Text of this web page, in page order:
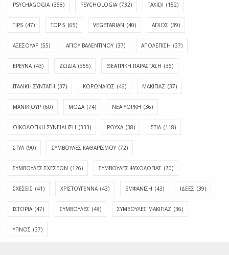
PSYCHAGOGIA (358) PSYCHOLOGIA (732) TAXIDI (152)
TIPS (47) TOP 5 (65) VEGETARIAN (40) ΑΓΧΟΣ (39)
ΑΞΕΣΟΥΑΡ (55) ΑΓΊΟΥ ΒΑΛΕΝΤΊΝΟΥ (37) ΑΠΟΛΈΠΙΣΗ (37)
ΕΡΕΥΝΑ (43) ΖΩΔΙΑ (355) ΘΕΑΤΡΙΚΗ ΠΑΡΑΣΤΑΣΗ (36)
ΙΤΑΛΙΚΗ ΣΥΝΤΑΓΗ (37) ΚΟΡΩΝΑΪΟΣ (46) ΜΑΚΙΓΙΑΖ (37)
ΜΑΝΙΚΙΟΥΡ (60) ΜΟΔΑ (74) ΝΕΑ ΥΟΡΚΗ (36)
ΟΙΚΟΛΟΓΙΚΗ ΣΥΝΕΙΔΗΣΗ (333) ΡΟΥΧΑ (38) ΣΤΙΛ (118)
ΣΤΥΛ (90) ΣΥΜΒΟΥΛΕΣ ΚΑΘΑΡΙΣΜΟΥ (72)
ΣΥΜΒΟΥΛΕΣ ΣΧΕΣΕΩΝ (126) ΣΥΜΒΟΥΛΕΣ ΨΥΧΟΛΟΓΙΑΣ (70)
ΣΧΕΣΕΙΣ (41) ΧΡΙΣΤΟΥΓΕΝΝΑ (43) ΕΜΦΆΝΙΣΗ (43) ΙΔΈΕΣ (39)
ΙΣΤΟΡΊΑ (47) ΣΥΜΒΟΥΛΈΣ (48) ΣΥΜΒΟΥΛΈΣ ΜΑΚΙΓΙΆΖ (36)
ΎΠΝΟΣ (37)